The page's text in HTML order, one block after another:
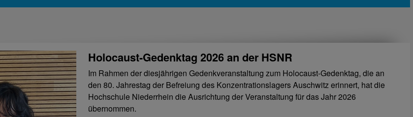
Holocaust-Gedenktag 2026 an der HSNR
Im Rahmen der diesjährigen Gedenkveranstaltung zum Holocaust-Gedenktag, die an
den 80. Jahrestag der Befreiung des Konzentrationslagers Auschwitz erinnert, hat die
Hochschule Niederrhein die Ausrichtung der Veranstaltung für das Jahr 2026
übernommen.